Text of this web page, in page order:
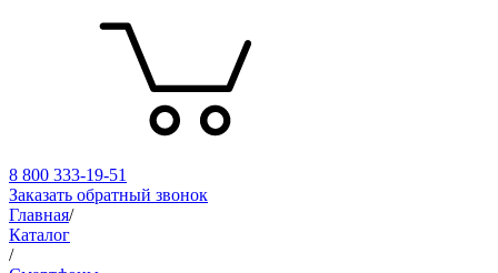
8 800 333-19-51
Заказать обратный звонок
Главная/
Каталог
/